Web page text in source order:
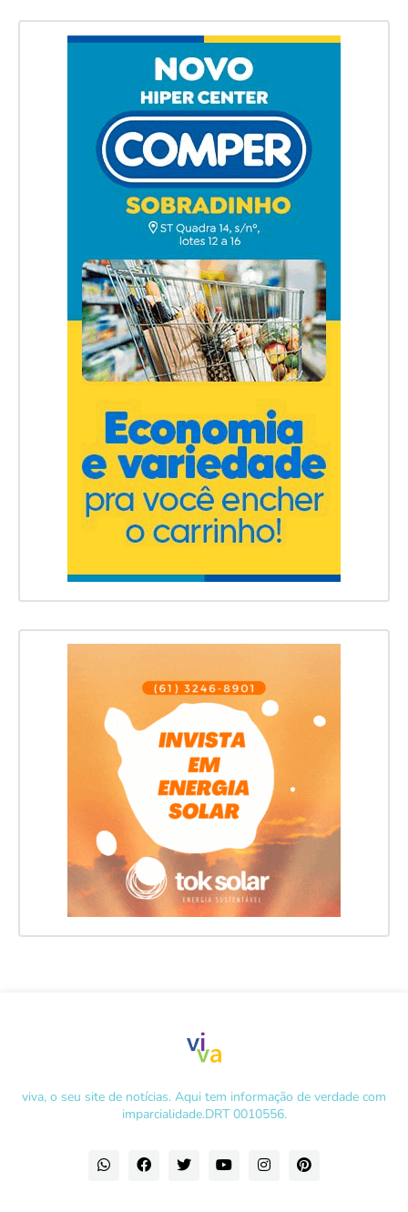
viva, o seu site de notícias. Aqui tem informação de verdade com
imparcialidade.DRT 0010556.